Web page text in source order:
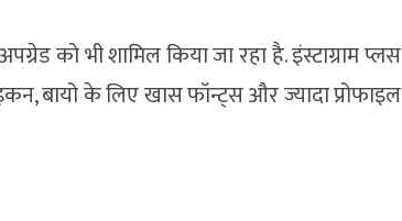
को भी शामिल किया जा रहा है. इंस्टाग्राम प्लस
बायो के लिए खास फॉन्ट्स और ज्यादा प्रोफाइल